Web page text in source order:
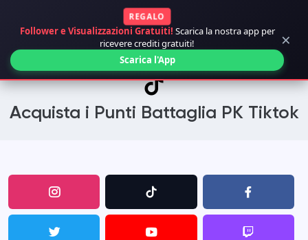
REGALO
Follower e Visualizzazioni Gratuiti! Scarica la nostra app per
ricevere crediti gratuiti!
Scarica l'App
×
Acquista i Punti Battaglia PK Tiktok